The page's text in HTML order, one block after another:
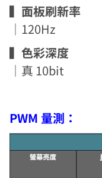
▍面板刷新率
｜120Hz
▍色彩深度
｜真 10bit
PWM 量測：